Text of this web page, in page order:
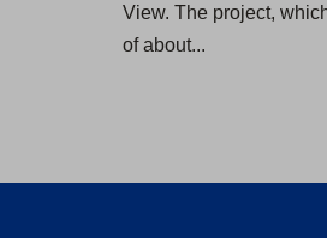
View. The project,
of about...